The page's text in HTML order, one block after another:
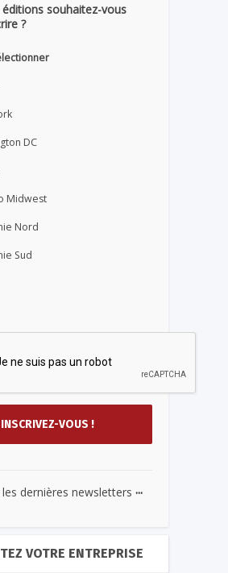
éditions souhaitez-vous
?
DC
Midwest
Nord
Sud
les dernières newsletters ...
VOTRE ENTREPRISE